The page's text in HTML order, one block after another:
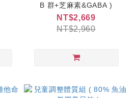
B 群+芝麻素&GABA )
NT$2,669
NT$2,960